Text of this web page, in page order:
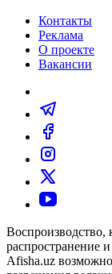
Контакты
Реклама
О проекте
Вакансии
Воспроизводство,
распространение
Afisha.uz